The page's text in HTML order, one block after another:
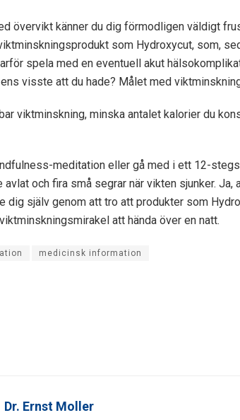
övervikt känner du dig förmodligen väldigt
som Hydroxycut, som,
spela med en eventuell akut
visste att du hade? Målet med
viktminskning, minska antalet kalorier du
meditation eller gå med i ett 12-
och fira små segrar när vikten sjunker. Ja,
dig själv genom att tro att produkter som
att hända över en natt.
medicinsk information
Dr. Ernst Moller